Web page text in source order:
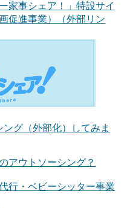
家事シェア！」特設サイ
促進事業）（外部リン
グ（外部化）してみま
アウトソーシング？
行・ベビーシッター事業